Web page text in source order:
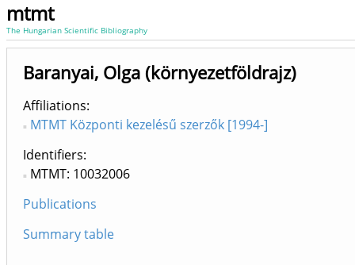
mtmt
The Hungarian Scientific Bibliography
Baranyai, Olga (környezetföldrajz)
Affiliations
MTMT Központi kezelésű szerzők [1994-]
Identifiers
MTMT: 10032006
Publications
Summary table